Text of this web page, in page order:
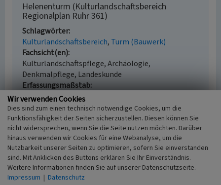
Helenenturm (Kulturlandschaftsbereich
Regionalplan Ruhr 361)
Schlagwörter
Kulturlandschaftsbereich Turm (Bauwerk)
Fachsicht(en)
Kulturlandschaftspflege, Archäologie,
Denkmalpflege, Landeskunde
Erfassungsmaßstab
i.d.R. 1:25.000 (kleiner als 1:20.000)
Erfassungsmethode
Literaturauswertung, Geländebegehung/-
kartierung, Archivauswertung
Historischer Zeitraum
Beginn 2012
Wir verwenden Cookies
Dies sind zum einen technisch notwendige Cookies, um die
Funktionsfähigkeit der Seiten sicherzustellen. Diesen können Sie
nicht widersprechen, wenn Sie die Seite nutzen möchten. Darüber
hinaus verwenden wir Cookies für eine Webanalyse, um die
Nutzbarkeit unserer Seiten zu optimieren, sofern Sie einverstanden
sind. Mit Anklicken des Buttons erklären Sie Ihr Einverständnis.
Weitere Informationen finden Sie auf unserer Datenschutzseite.
Impressum | Datenschutz